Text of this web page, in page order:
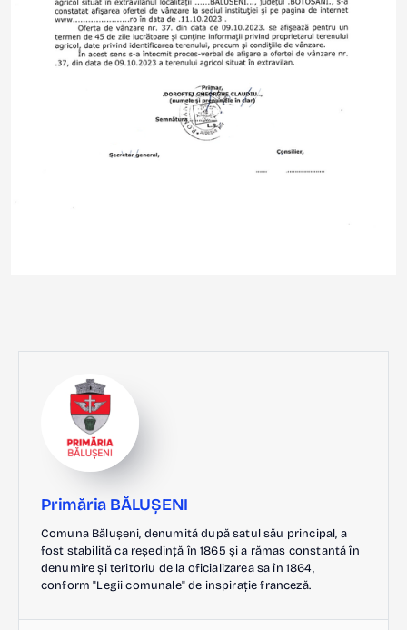
Primăria BĂLUȘENI
Comuna Bălușeni, denumită după satul său principal, a
fost stabilită ca reședință în 1865 și a rămas constantă în
denumire și teritoriu de la oficializarea sa în 1864,
conform "Legii comunale" de inspirație franceză.